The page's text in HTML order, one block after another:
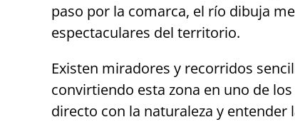
paso por la comarca, el río dibuja
espectaculares del territorio.
Existen miradores y recorridos
convirtiendo esta zona en uno de
directo con la naturaleza y